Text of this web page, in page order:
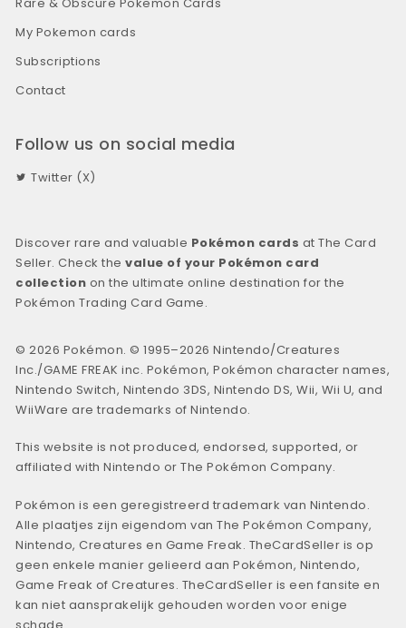
My Pokemon cards
Subscriptions
Contact
Follow us on social media
Twitter (X)
Discover rare and valuable Pokémon cards at The Card
Seller. Check thevalue of your Pokémon card
collection on the ultimate online destination for the
Pokémon Trading Card Game.
© 2026 Pokémon. © 1995–2026 Nintendo/Creatures
Inc./GAME FREAK inc. Pokémon, Pokémon character names,
Nintendo Switch, Nintendo 3DS, Nintendo DS, Wii, Wii U, and
WiiWare are trademarks of Nintendo.
This website is not produced, endorsed, supported, or
affiliated with Nintendo or The Pokémon Company.
Pokémon is een geregistreerd trademark van Nintendo.
Alle plaatjes zijn eigendom van The Pokémon Company,
Nintendo, Creatures en Game Freak. TheCardSeller is op
geen enkele manier gelieerd aan Pokémon, Nintendo,
Game Freak of Creatures. TheCardSeller is een fansite en
kan niet aansprakelijk gehouden worden voor enige
schade.